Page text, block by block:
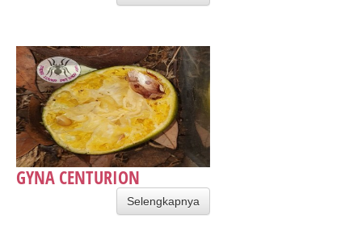
GYNA CENTURION
Selengkapnya